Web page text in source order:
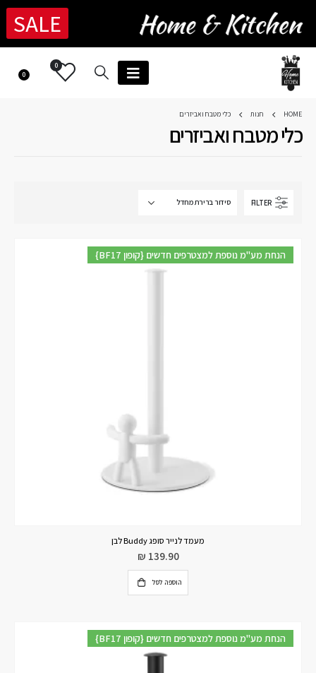
SALE
0
0
HOME חנות כלי מטבח ואביזרים
כלי מטבח ואביזרים
FILTER
{BF17 קופון} הנחת מע"מ נוספת למצטרפים חדשים
מעמד לנייר סופג Buddy לבן
₪ 139.90
הוספה לסל
{BF17 קופון} הנחת מע"מ נוספת למצטרפים חדשים